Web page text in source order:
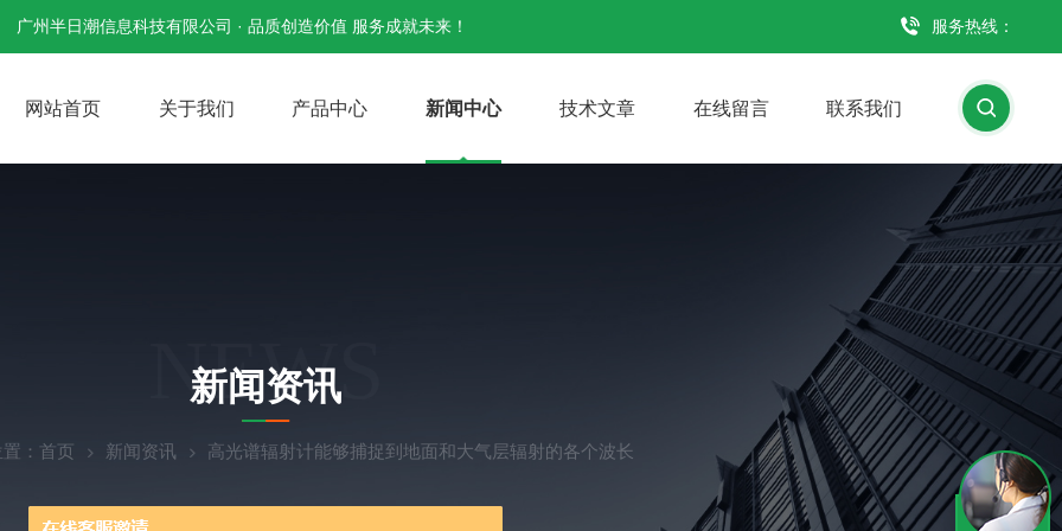
广州半日潮信息科技有限公司 · 品质创造价值 服务成就未来！ 服务热线：
网站首页 关于我们 产品中心 新闻中心 技术文章 在线留言 联系我们
NEWS
新闻资讯
： 首页 新闻资讯 高光谱辐射计能够捕捉到地面和大气层辐射的各个波长